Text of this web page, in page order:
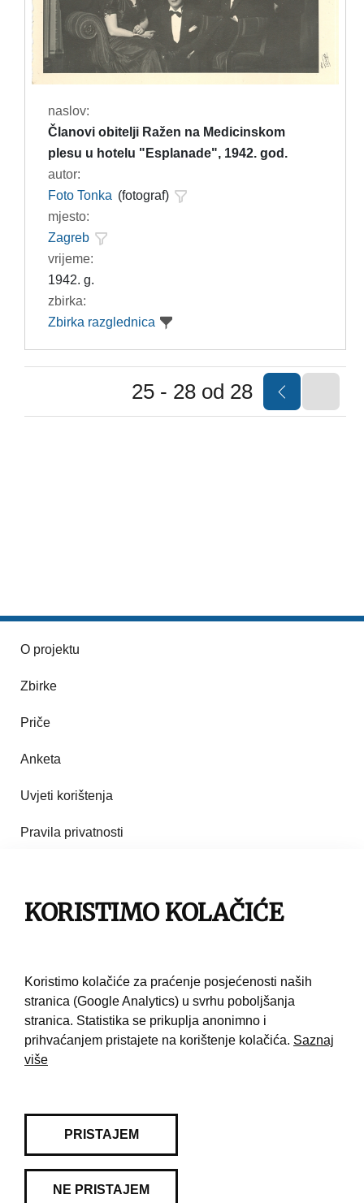
naslov:
Članovi obitelji Ražen na Medicinskom
plesu u hotelu "Esplanade", 1942. god.
autor:
Foto Tonka (fotograf)
mjesto:
Zagreb
vrijeme:
1942. g.
zbirka:
Zbirka razglednica
25 - 28 od 28
O projektu
Zbirke
Priče
Anketa
Uvjeti korištenja
Pravila privatnosti
Pravila korištenja
KORISTIMO KOLAČIĆE
Koristimo kolačiće za praćenje posjećenosti naših
stranica (Google Analytics) u svrhu poboljšanja
stranica. Statistika se prikuplja anonimno i
prihvaćanjem pristajete na korištenje kolačića. Saznaj
više
PRISTAJEM
NE PRISTAJEM